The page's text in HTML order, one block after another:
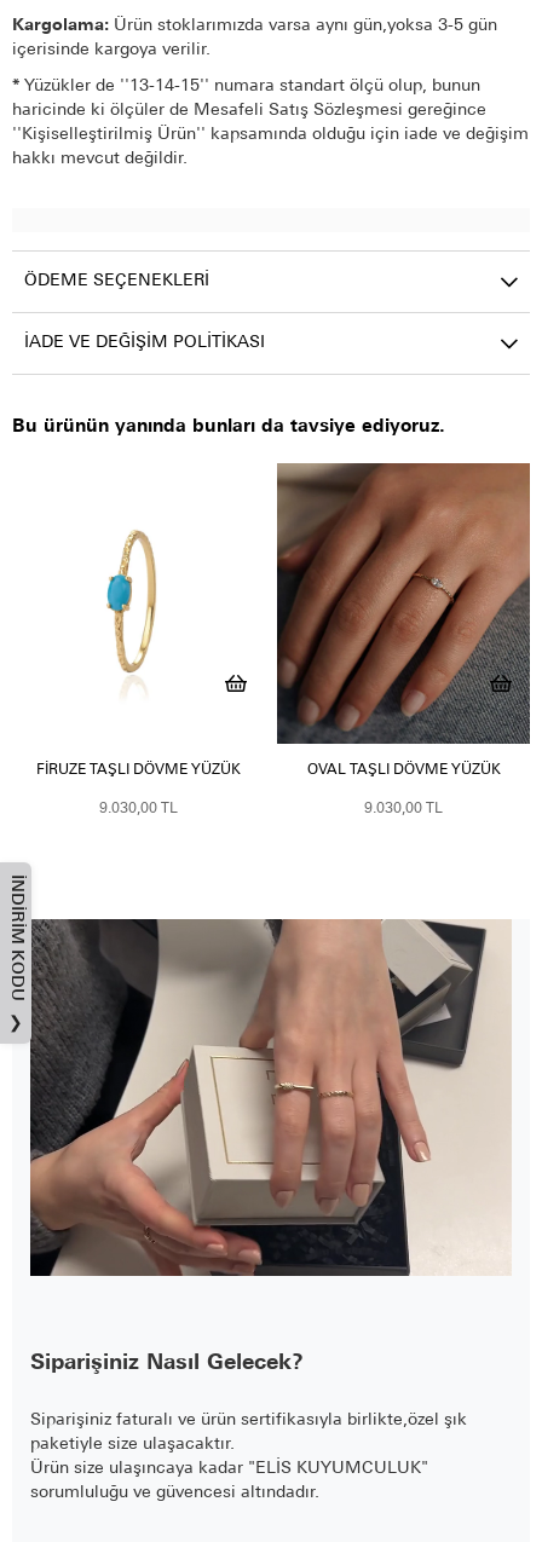
Kargolama: Ürün stoklarımızda varsa aynı gün,yoksa 3-5 gün
içerisinde kargoya verilir.
* Yüzükler de ''13-14-15'' numara standart ölçü olup, bunun
haricinde ki ölçüler de Mesafeli Satış Sözleşmesi gereğince
''Kişiselleştirilmiş Ürün'' kapsamında olduğu için iade ve değişim
hakkı mevcut değildir.
ÖDEME SEÇENEKLERI
İADE VE DEĞIŞIM POLITIKASI
Bu ürünün yanında bunları da tavsiye ediyoruz.
FIRUZE TAŞLI DÖVME YÜZÜK
9.030,00 TL
OVAL TAŞLI DÖVME YÜZÜK
9.030,00 TL
Siparişiniz Nasıl Gelecek?
Siparişiniz faturalı ve ürün sertifikasıyla birlikte,özel şık
paketiyle size ulaşacaktır.
Ürün size ulaşıncaya kadar "ELİS KUYUMCULUK"
sorumluluğu ve güvencesi altındadır.
İNDIRIM KODU
❯